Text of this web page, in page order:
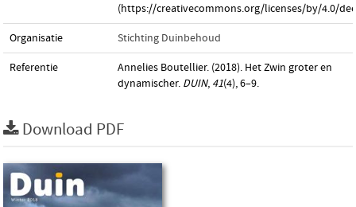
(https://creativecommons.org/licenses/by/4.0/
Organisatie Stichting Duinbehoud
Referentie
Annelies Boutellier. (2018). Het Zwin groter en
dynamischer. DUIN, 41(4), 6–9.
Download PDF